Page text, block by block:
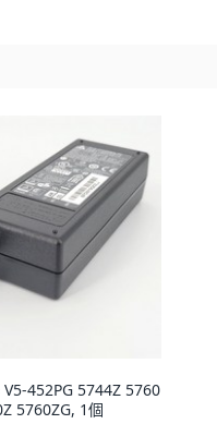
452PG 5744Z 5760
5760ZG, 1個